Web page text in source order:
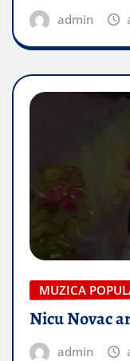
admin
MUZICA
Nicu Novac
admin